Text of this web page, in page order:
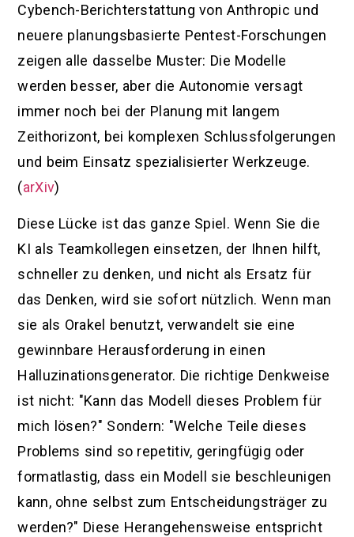
Cybench-Berichterstattung von Anthropic und
neuere planungsbasierte Pentest-Forschungen
zeigen alle dasselbe Muster: Die Modelle
werden besser, aber die Autonomie versagt
immer noch bei der Planung mit langem
Zeithorizont, bei komplexen Schlussfolgerungen
und beim Einsatz spezialisierter Werkzeuge.
(arXiv)
Diese Lücke ist das ganze Spiel. Wenn Sie die
KI als Teamkollegen einsetzen, der Ihnen hilft,
schneller zu denken, und nicht als Ersatz für
das Denken, wird sie sofort nützlich. Wenn man
sie als Orakel benutzt, verwandelt sie eine
gewinnbare Herausforderung in einen
Halluzinationsgenerator. Die richtige Denkweise
ist nicht: "Kann das Modell dieses Problem für
mich lösen?" Sondern: "Welche Teile dieses
Problems sind so repetitiv, geringfügig oder
formatlastig, dass ein Modell sie beschleunigen
kann, ohne selbst zum Entscheidungsträger zu
werden?" Diese Herangehensweise entspricht